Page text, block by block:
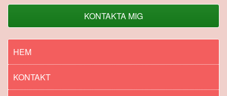
KONTAKTA MIG
HEM
KONTAKT